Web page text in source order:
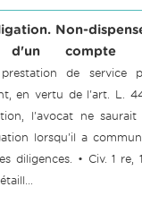
Non-
d'un compte
de service
en vertu de l'art. L.
l'avocat ne saurait
lorsqu'il a
diligences. • Civ. 1